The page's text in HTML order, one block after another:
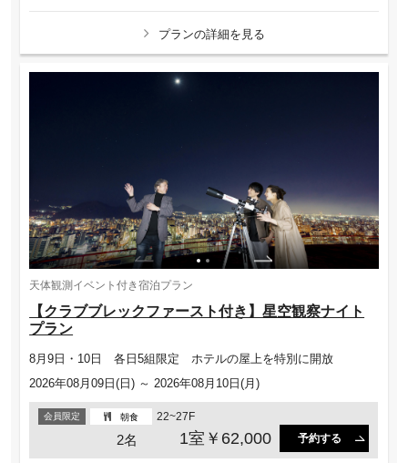
プランの詳細を見る
天体観測イベント付き宿泊プラン
【クラブブレックファースト付き】星空観察ナイト
プラン
8月9日・10日 各日5組限定 ホテルの屋上を特別に開放
2026年08月09日(日) ～ 2026年08月10日(月)
会員限定 朝食 22~27F
2名 1室￥62,000 予約する